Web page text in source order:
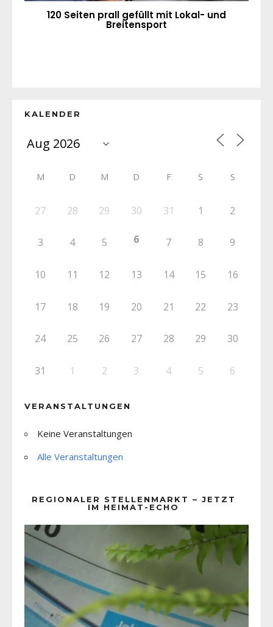
120 Seiten prall gefüllt mit Lokal- und
Breitensport
KALENDER
M D M D F S S
27 28 29 30 31 1 2
3 4 5 6 7 8 9
10 11 12 13 14 15 16
17 18 19 20 21 22 23
24 25 26 27 28 29 30
31 1 2 3 4 5 6
VERANSTALTUNGEN
Keine Veranstaltungen
Alle Veranstaltungen
REGIONALER STELLENMARKT – JETZT
IM HEIMAT-ECHO
Player